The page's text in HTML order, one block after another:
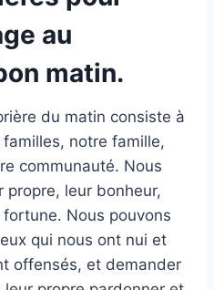
au
matin.
du matin consiste à
notre famille,
communauté. Nous
propre, leur bonheur,
Nous pouvons
qui nous ont nui et
offensés, et demander